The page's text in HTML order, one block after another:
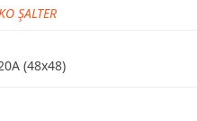
ŞALTER
(48x48)